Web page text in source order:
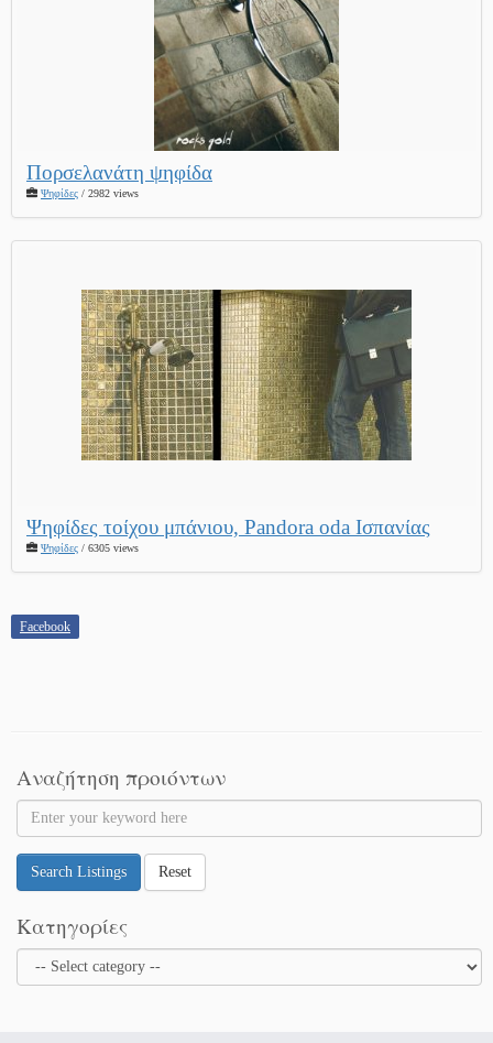
Πορσελανάτη ψηφίδα
Ψηφίδες / 2982 views
Ψηφίδες τοίχου μπάνιου, Pandora oda Ισπανίας
Ψηφίδες / 6305 views
Facebook
Αναζήτηση προιόντων
Search Listings Reset
Κατηγορίες